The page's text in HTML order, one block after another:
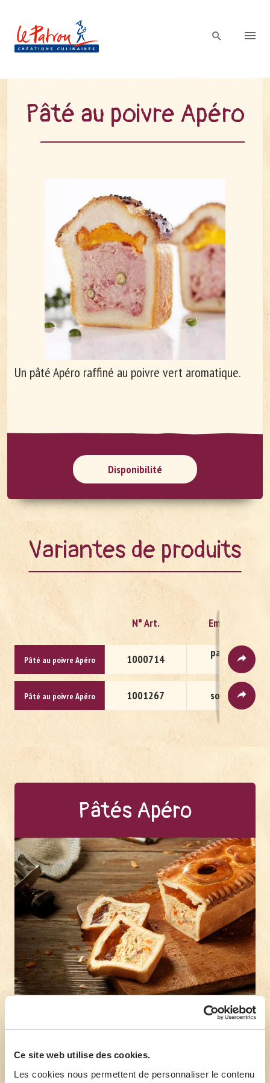
Ce site web utilise des cookies.
Les cookies nous permettent de personnaliser le contenu
Entreprise
DE FR
Pâté au poivre Apéro
Un pâté Apéro raffiné au poivre vert aromatique.
Disponibilité
Variantes de produits
N° Art. Emballage
Pâté au poivre Apéro 1000714
papier de
soie
Pâté au poivre Apéro 1001267 sous-vide
Pâ­tés Apéro
vos apéros.